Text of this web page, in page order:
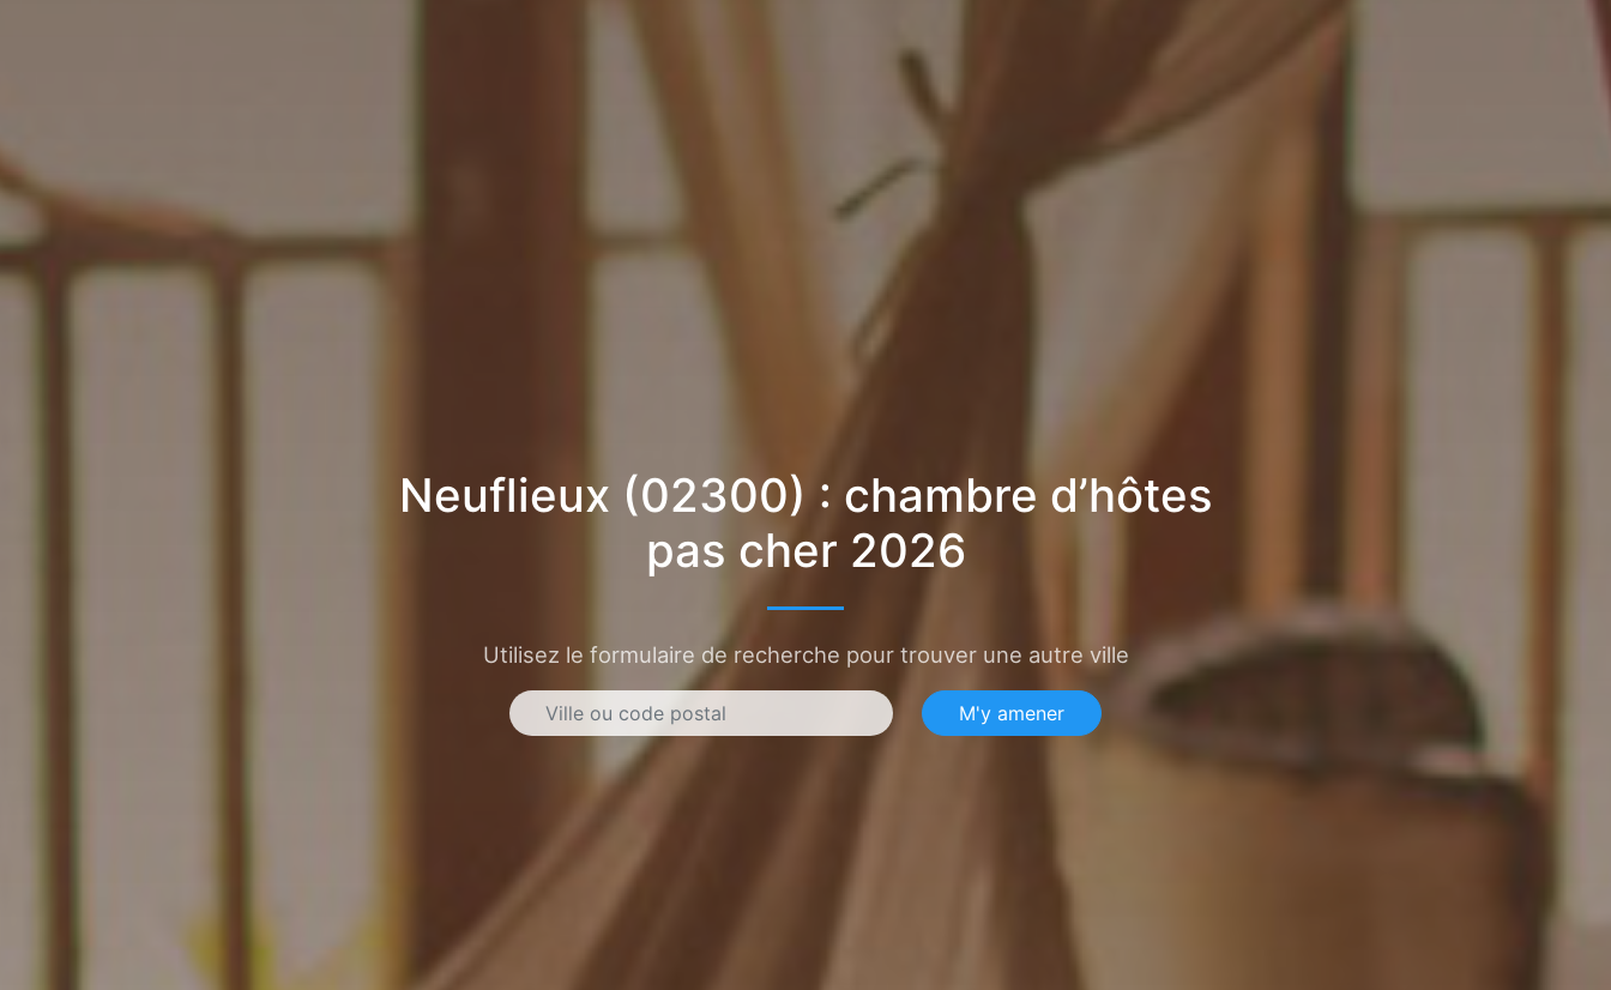
Neuflieux (02300) : chambre d’hôtes
pas cher 2026
Utilisez le formulaire de recherche pour trouver une autre ville
M'y amener